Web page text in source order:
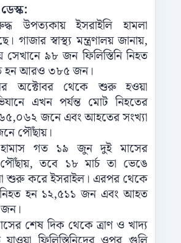
উপত্যকায় ইসরাইলি হামলা
গাজার স্বাস্থ্য মন্ত্রণালয় জানায়,
৯৮ জন ফিলিস্তিনি নিহত
হন আরও ৩৮৫ জন।
অক্টোবর থেকে শুরু হওয়া
এখন পর্যন্ত মোট নিহতের
৬৫,০৬২ জনে এবং আহতের সংখ্যা
পৌঁছায়।
গত ১৯ জুন দুই মাসের
পৌঁছায়, তবে ১৮ মার্চ তা ভেঙে
শুরু করে ইসরাইল। এরপর থেকে
হন ১২,৫১১ জন এবং আহত
শেষ দিক থেকে ত্রাণ ও খাদ্য